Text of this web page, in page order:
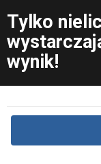
Tylko
wynik!